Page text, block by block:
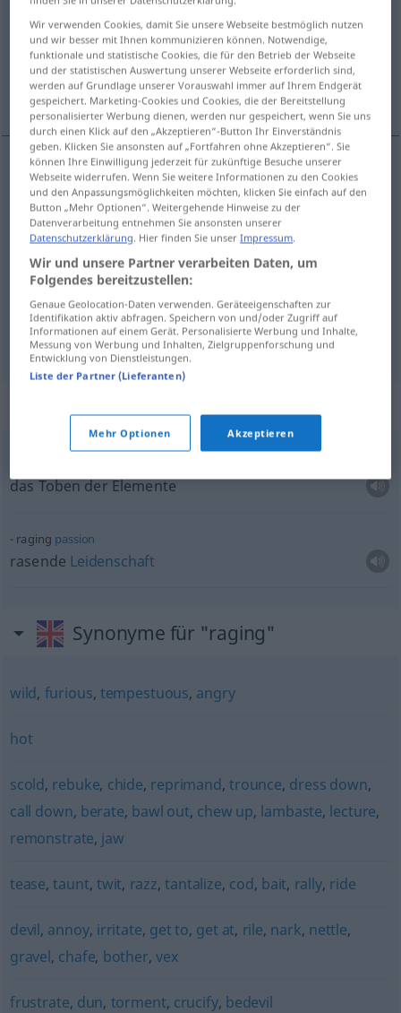
Übersicht aller Übersetzungen
(Für mehr Details die Übersetzung anklicken/antippen)
wütend, brennend, rasend, tobend
wütend raging
brennendDurst raging
rasendZahnschmerzen raging
tobendSturm raging
das Toben der Elemente
raging passion
rasende Leidenschaft
Synonyme für "raging"
wild, furious, tempestuous, angry
hot
scold, rebuke, chide, reprimand,trounce, dress down,
call down, berate, bawl out, chew up, lambaste, lecture,
remonstrate, jaw
tease,taunt, twit, razz,tantalize, cod, bait, rally, ride
devil, annoy, irritate, get to, get at, rile, nark, nettle,
gravel, chafe, bother,vex
frustrate, dun, torment, crucify, bedevil
Wir verwenden Cookies, damit Sie unsere Webseite bestmöglich nutzen
und wir besser mit Ihnen kommunizieren können. Notwendige,
funktionale und statistische Cookies, die für den Betrieb der Webseite
und der statistischen Auswertung unserer Webseite erforderlich sind,
werden auf Grundlage unserer Vorauswahl immer auf Ihrem Endgerät
gespeichert. Marketing-Cookies und Cookies, die der Bereitstellung
personalisierter Werbung dienen, werden nur gespeichert, wenn Sie uns
durch einen Klick auf den „Akzeptieren“-Button Ihr Einverständnis
geben. Klicken Sie ansonsten auf „Fortfahren ohne Akzeptieren“. Sie
können Ihre Einwilligung jederzeit für zukünftige Besuche unserer
Webseite widerrufen. Wenn Sie weitere Informationen zu den Cookies
und den Anpassungsmöglichkeiten möchten, klicken Sie einfach auf den
Button „Mehr Optionen“. Weitergehende Hinweise zu der
Datenverarbeitung entnehmen Sie ansonsten unserer
Datenschutzerklärung . Hier finden Sie unserImpressum
Wir und unsere Partner verarbeiten Daten, um
Folgendes bereitzustellen:
Genaue Geolocation-Daten verwenden. Geräteeigenschaften zur
Identifikation aktiv abfragen. Speichern von und/oder Zugriff auf
Informationen auf einem Gerät. Personalisierte Werbung und Inhalte,
Messung von Werbung und Inhalten, Zielgruppenforschung und
Entwicklung von Dienstleistungen.
Liste der Partner (Lieferanten)
Mehr Optionen Akzeptieren